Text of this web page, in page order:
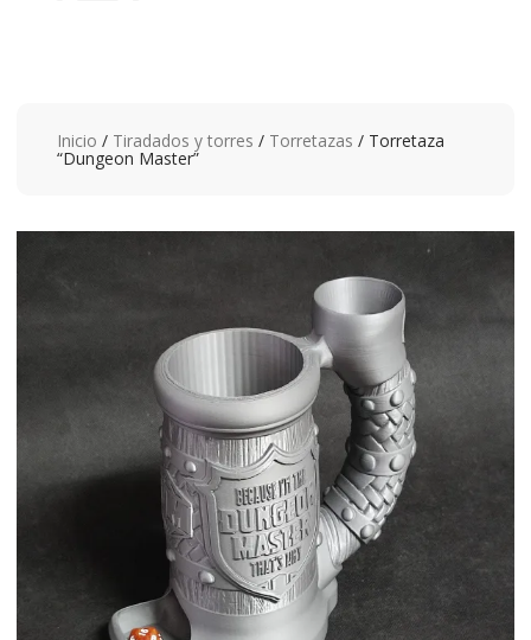
Inicio / Tiradados y torres / Torretazas / Torretaza
“Dungeon Master”